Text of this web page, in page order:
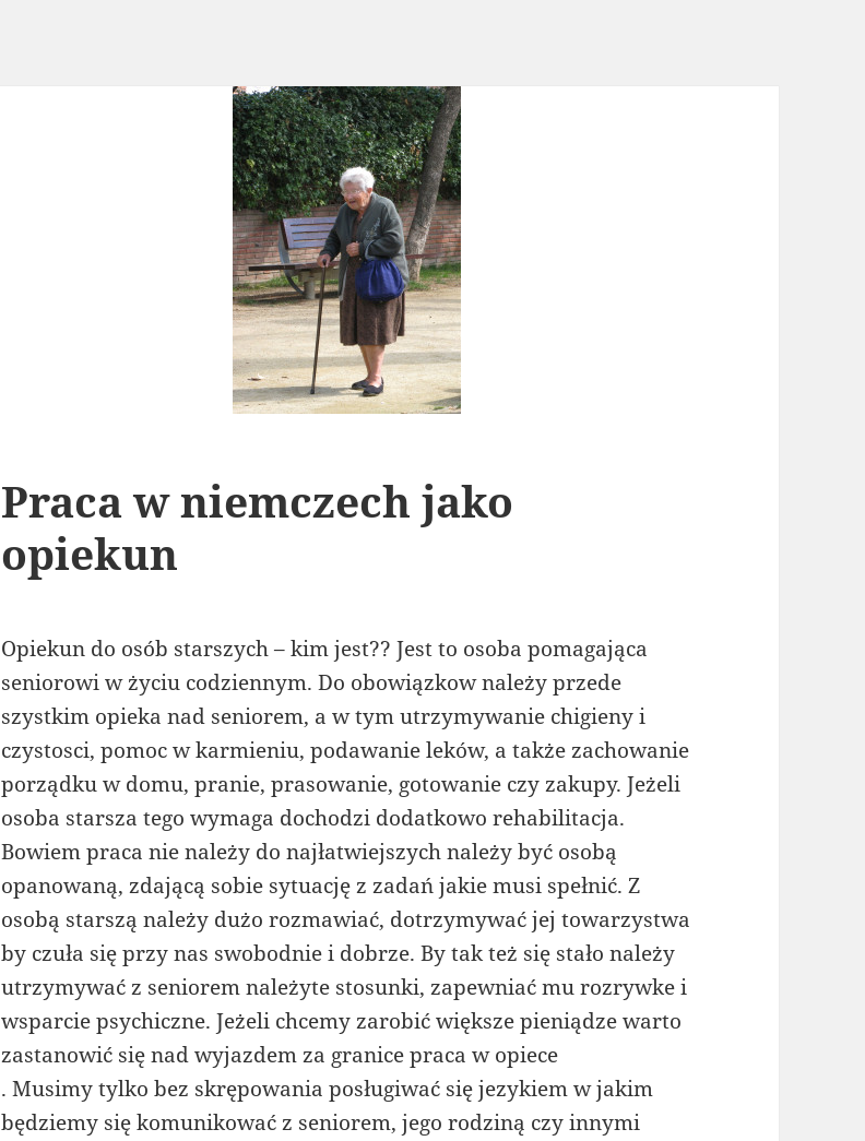
Praca w niemczech jako
opiekun
Opiekun do osób starszych – kim jest?? Jest to osoba pomagająca
seniorowi w życiu codziennym. Do obowiązkow należy przede
szystkim opieka nad seniorem, a w tym utrzymywanie chigieny i
czystosci, pomoc w karmieniu, podawanie leków, a także zachowanie
porządku w domu, pranie, prasowanie, gotowanie czy zakupy. Jeżeli
osoba starsza tego wymaga dochodzi dodatkowo rehabilitacja.
Bowiem praca nie należy do najłatwiejszych należy być osobą
opanowaną, zdającą sobie sytuację z zadań jakie musi spełnić. Z
osobą starszą należy dużo rozmawiać, dotrzymywać jej towarzystwa
by czuła się przy nas swobodnie i dobrze. By tak też się stało należy
utrzymywać z seniorem należyte stosunki, zapewniać mu rozrywke i
wsparcie psychiczne. Jeżeli chcemy zarobić większe pieniądze warto
zastanowić się nad wyjazdem za granice praca w opiece
. Musimy tylko bez skrępowania posługiwać się jezykiem w jakim
będziemy się komunikować z seniorem, jego rodziną czy innymi